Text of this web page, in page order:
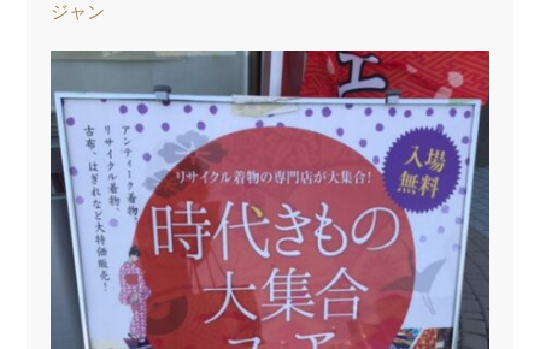
ジャン